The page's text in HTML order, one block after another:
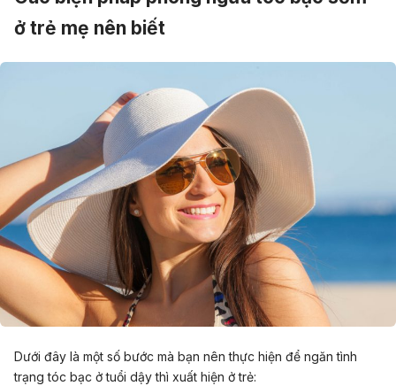
ở trẻ mẹ nên biết
Dưới đây là một số bước mà bạn nên thực hiện để ngăn tình
trạng tóc bạc ở tuổi dậy thì xuất hiện ở trẻ: